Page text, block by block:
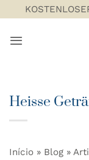
Inhalt
springen
Heisse
Início » Blog »